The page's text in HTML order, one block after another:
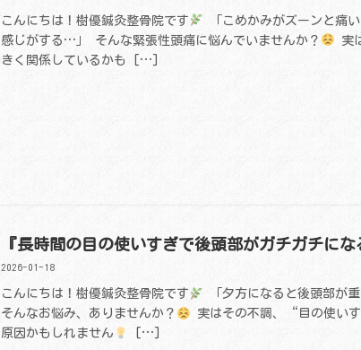
こんにちは！樹優鍼灸整骨院です
「こめかみがズーンと痛
感じがする…」 そんな緊張性頭痛に悩んでいませんか？
実
きく関係しているかも […]
『長時間の目の使いすぎで後頭部がガチガチにな
2026-01-18
こんにちは！樹優鍼灸整骨院です
「夕方になると後頭部が
そんなお悩み、ありませんか？
実はその不調、“目の使い
原因かもしれません
[…]